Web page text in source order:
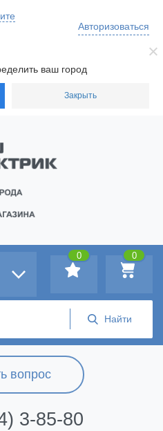
ваш город
Закрыть
Авторизоваться
вопрос
3-85-80
0
0